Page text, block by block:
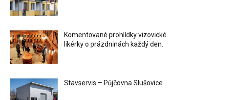
Komentované prohlídky vizovické
likérky o prázdninách každý den.
Stavservis – Půjčovna Slušovice